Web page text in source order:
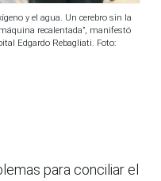
y el agua. Un cerebro sin la
recalentada”, manifestó
Edgardo Rebagliati. Foto:
para conciliar el